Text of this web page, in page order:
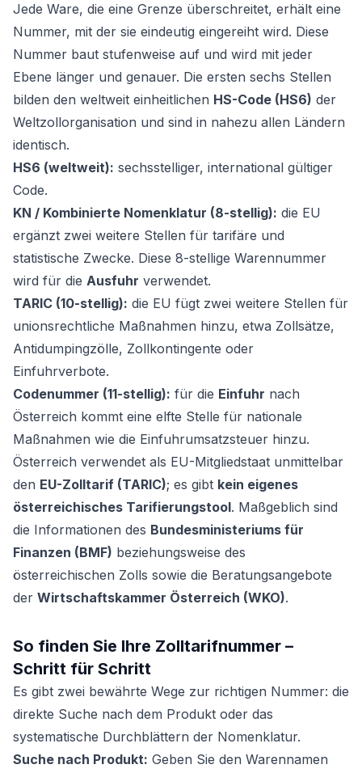
Jede Ware, die eine Grenze überschreitet, erhält eine
Nummer, mit der sie eindeutig eingereiht wird. Diese
Nummer baut stufenweise auf und wird mit jeder
Ebene länger und genauer. Die ersten sechs Stellen
bilden den weltweit einheitlichen HS-Code (HS6) der
Weltzollorganisation und sind in nahezu allen Ländern
identisch.
HS6 (weltweit): sechsstelliger, international gültiger
Code.
KN / Kombinierte Nomenklatur (8-stellig): die EU
ergänzt zwei weitere Stellen für tarifäre und
statistische Zwecke. Diese 8-stellige Warennummer
wird für die Ausfuhr verwendet.
TARIC (10-stellig): die EU fügt zwei weitere Stellen für
unionsrechtliche Maßnahmen hinzu, etwa Zollsätze,
Antidumpingzölle, Zollkontingente oder
Einfuhrverbote.
Codenummer (11-stellig): für die Einfuhr nach
Österreich kommt eine elfte Stelle für nationale
Maßnahmen wie die Einfuhrumsatzsteuer hinzu.
Österreich verwendet als EU-Mitgliedstaat unmittelbar
den EU-Zolltarif (TARIC); es gibt kein eigenes
österreichisches Tarifierungstool. Maßgeblich sind
die Informationen des Bundesministeriums für
Finanzen (BMF) beziehungsweise des
österreichischen Zolls sowie die Beratungsangebote
der Wirtschaftskammer Österreich (WKO).
So finden Sie Ihre Zolltarifnummer –
Schritt für Schritt
Es gibt zwei bewährte Wege zur richtigen Nummer: die
direkte Suche nach dem Produkt oder das
systematische Durchblättern der Nomenklatur.
Suche nach Produkt: Geben Sie den Warennamen